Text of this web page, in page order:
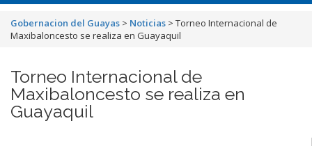
Gobernacion del Guayas > Noticias > Torneo Internacional de
Maxibaloncesto se realiza en Guayaquil
Torneo Internacional de
Maxibaloncesto se realiza en
Guayaquil